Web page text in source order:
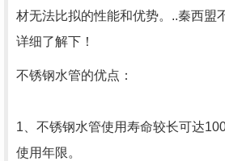
材无法比拟的性能和优势。..秦西盟
详细了解下！
不锈钢水管的优点：
1、不锈钢水管使用寿命较长可达
使用年限。